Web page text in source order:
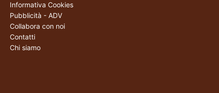
Informativa Cookies
Pubblicità - ADV
Collabora con noi
Contatti
Chi siamo